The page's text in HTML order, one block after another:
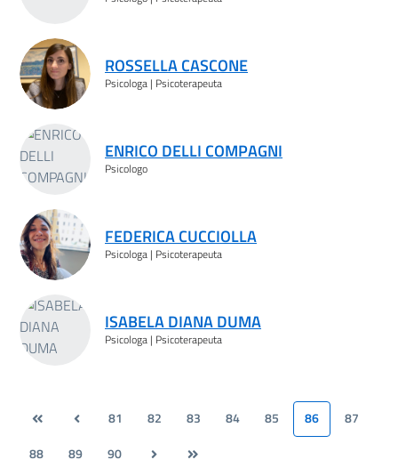
ROSSELLA CASCONE
Psicologa | Psicoterapeuta
ENRICO DELLI COMPAGNI
Psicologo
FEDERICA CUCCIOLLA
Psicologa | Psicoterapeuta
ISABELA DIANA DUMA
Psicologa | Psicoterapeuta
81 82 83 84 85 86
87
88
89 90